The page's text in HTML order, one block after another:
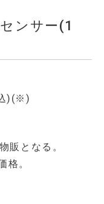
ンサー(1
)(※)
販となる。
格。